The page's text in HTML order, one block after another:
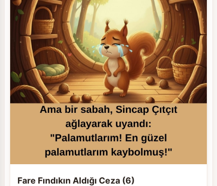
Fare Fındıkın Aldığı Ceza (6)